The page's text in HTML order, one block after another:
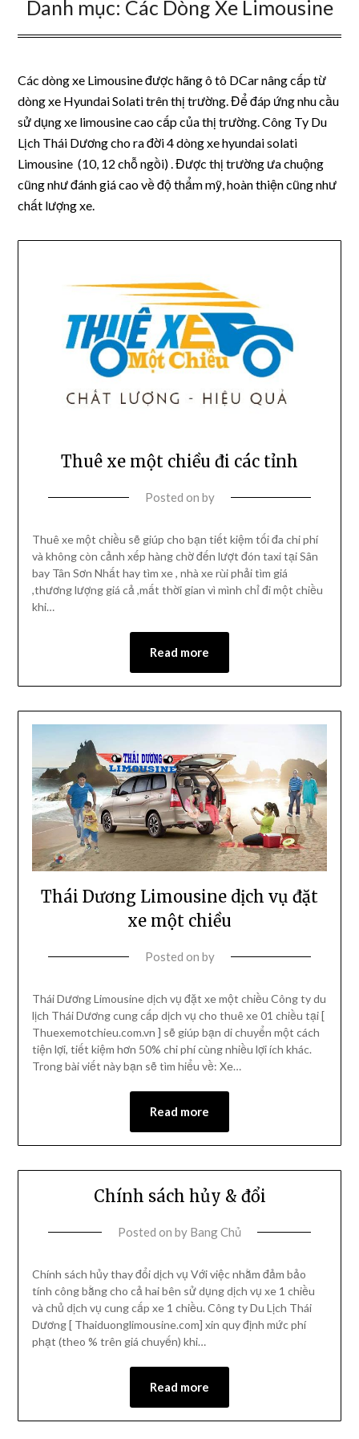
Danh mục: Các Dòng Xe Limousine
Các dòng xe Limousine được hãng ô tô DCar nâng cấp từ
dòng xe Hyundai Solati trên thị trường. Để đáp ứng nhu cầu
sử dụng xe limousine cao cấp của thị trường. Công Ty Du
Lịch Thái Dương cho ra đời 4 dòng xe hyundai solati
Limousine (10, 12 chỗ ngồi) . Được thị trường ưa chuộng
cũng như đánh giá cao về độ thẩm mỹ, hoàn thiện cũng như
chất lượng xe.
Thuê xe một chiều đi các tỉnh
Posted on by
Thuê xe một chiều sẽ giúp cho bạn tiết kiệm tối đa chi phí
và không còn cảnh xếp hàng chờ đến lượt đón taxi tại Sân
bay Tân Sơn Nhất hay tìm xe , nhà xe rùi phải tìm giá
,thương lượng giá cả ,mất thời gian vì mình chỉ đi một chiều
khi…
Read more
Thái Dương Limousine dịch vụ đặt
xe một chiều
Posted on by
Thái Dương Limousine dịch vụ đặt xe một chiều Công ty du
lịch Thái Dương cung cấp dịch vụ cho thuê xe 01 chiều tại [
Thuexemotchieu.com.vn ] sẽ giúp bạn di chuyển một cách
tiện lợi, tiết kiệm hơn 50% chi phí cùng nhiều lợi ích khác.
Trong bài viết này bạn sẽ tìm hiểu về: Xe…
Read more
Chính sách hủy & đổi
Posted on by Bang Chủ
Chính sách hủy thay đổi dịch vụ Với việc nhằm đảm bảo
tính công bằng cho cả hai bên sử dụng dịch vụ xe 1 chiều
và chủ dịch vụ cung cấp xe 1 chiều. Công ty Du Lịch Thái
Dương [ Thaiduonglimousine.com] xin quy định mức phí
phạt (theo % trên giá chuyến) khi…
Read more